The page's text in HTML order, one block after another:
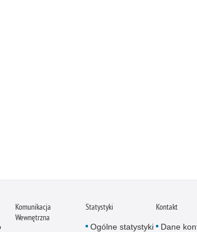
Komunikacja
Wewnętrzna
Statystyki
Ogólne statystyki
Kontakt
Dane